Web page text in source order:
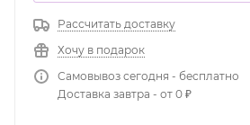
Рассчитать доставку
Хочу в подарок
Самовывоз сегодня - бесплатно
Доставка завтра - от 0 ₽